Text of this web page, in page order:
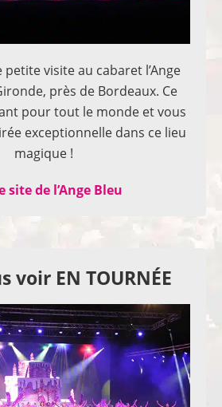
petite visite au cabaret l’Ange
près de Bordeaux. Ce
pour tout le monde et vous
exceptionnelle dans ce lieu
magique !
site de l’Ange Bleu
voir EN TOURNÉE